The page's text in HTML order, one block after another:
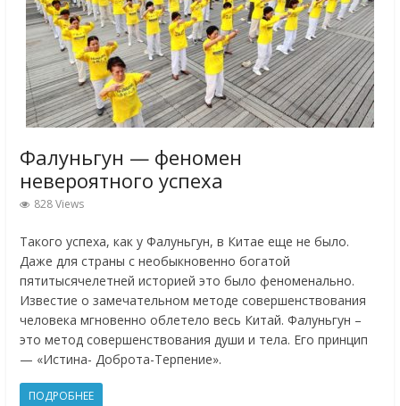
Фалуньгун — феномен
невероятного успеха
828 Views
Такого успеха, как у Фалуньгун, в Китае еще не было.
Даже для страны с необыкновенно богатой
пятитысячелетней историей это было феноменально.
Известие о замечательном методе совершенствования
человека мгновенно облетело весь Китай. Фалуньгун –
это метод совершенствования души и тела. Его принцип
— «Истина- Доброта-Терпение».
ПОДРОБНЕЕ